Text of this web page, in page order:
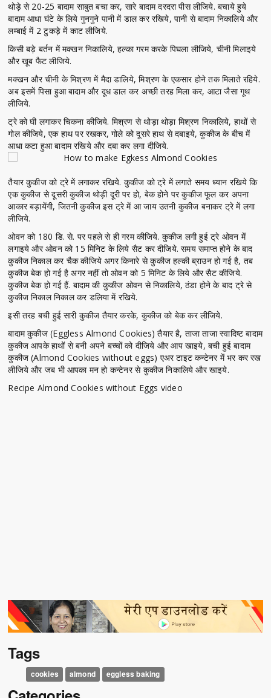
थोड़े से 20-25 बादाम साबुत बचा कर, सारे बादाम दरदरा पीस लीजिये. बचाये हुये
बादाम आधा घंटे के लिये गुनगुने पानी में डाल कर रखिये, पानी से बादाम निकालिये और
लम्बाई में 2 टुकड़े में काट लीजिये.
किसी बड़े बर्तन में मक्खन निकालिये, हल्का गरम करके पिघला लीजिये, चीनी मिलाइये
और खूब फैट लीजिये.
मक्खन और चीनी के मिश्रण में मैदा डालिये, मिश्रण के एकसार होने तक मिलाते रहिये.
अब इसमें पिसा हुआ बादाम और दूध डाल कर अच्छी तरह मिला कर, आटा जैसा गूथ
लीजिये.
ट्रे को घी लगाकर चिकना कीजिये. मिश्रण से थोड़ा थोड़ा मिश्रण निकालिये, हाथों से
गोल कीजिये, एक हाथ पर रखकर, गोले को दूसरे हाथ से दबाइये, कुकीज के बीच में
आधा कटा हुआ बादाम रखिये और दबा कर लगा दीजिये.
तैयार कुकीज को ट्रे में लगाकर रखिये. कुकीज को ट्रे में लगाते समय ध्यान रखिये कि
एक कुकीज से दूसरी कुकीज थोड़ी दूरी पर हो, बेक होने पर कुकीज फूल कर अपना
आकार बड़ायेंगी, जितनी कुकीज इस ट्रे में आ जाय उतनी कुकीज बनाकर ट्रे में लगा
लीजिये.
ओवन को 180 डि. से. पर पहले से ही गरम कीजिये. कुकीज लगी हुई ट्रे ओवन में
लगाइये और ओवन को 15 मिनिट के लिये सैट कर दीजिये. समय समाप्त होने के बाद
कुकीज निकाल कर चैक कीजिये अगर किनारे से कुकीज हल्की ब्राउन हो गई है, तब
कुकीज बेक हो गई है अगर नहीं तो ओवन को 5 मिनिट के लिये और सैट कीजिये.
कुकीज बेक हो गई हैं. बादाम की कुकीज ओवन से निकालिये, ठंडा होने के बाद ट्रे से
कुकीज निकाल निकाल कर डलिया में रखिये.
इसी तरह बची हुई सारी कुकीज तैयार करके, कुकीज को बेक कर लीजिये.
बादाम कुकीज (Eggless Almond Cookies) तैयार है, ताजा ताजा स्वादिष्ट बादाम
कुकीज आपके हाथों से बनी अपने बच्चों को दीजिये और आप खाइये, बची हुई बादाम
कुकीज (Almond Cookies without eggs) एअर टाइट कन्टेनर में भर कर रख
लीजिये और जब भी आपका मन हो कन्टेनर से कुकीज निकालिये और खाइये.
Recipe Almond Cookies without Eggs video
Tags
cookies almond eggless baking